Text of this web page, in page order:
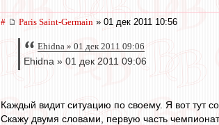
# Paris Saint-Germain » 01 дек 2011 10:56
Ehidna » 01 дек 2011 09:06
Ehidna » 01 дек 2011 09:06
Каждый видит ситуацию по своему. Я вот тут
Скажу двумя словами, первую часть